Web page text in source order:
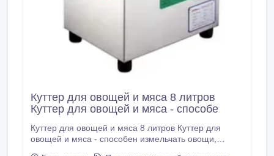
Куттер для овощей и мяса 8 литров
Куттер для овощей и мяса - способе
Куттер для овощей и мяса 8 литров Куттер для
овощей и мяса - способен измельчать овощи,